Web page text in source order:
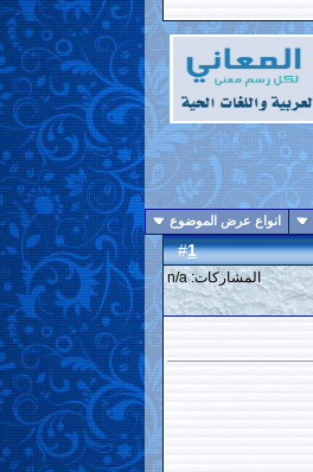
انواع عرض الموضوع
#
1
المشاركات: n/a